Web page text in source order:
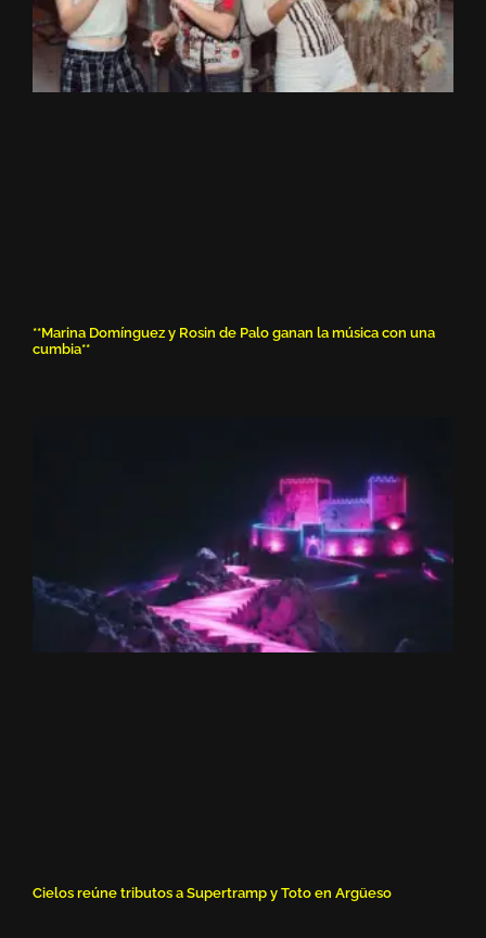
**Marina Domínguez y Rosin de Palo ganan la música con una
cumbia**
Cielos reúne tributos a Supertramp y Toto en Argüeso